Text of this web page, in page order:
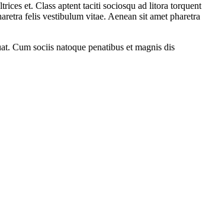
et. Class aptent taciti sociosqu ad litora torquent
felis vestibulum vitae. Aenean sit amet pharetra
Cum sociis natoque penatibus et magnis dis